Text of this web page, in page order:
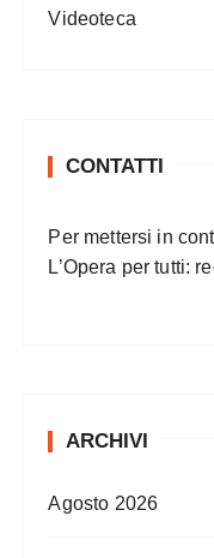
Videoteca
CONTATTI
Per mettersi in
L’Opera per tutti:
ARCHIVI
Agosto 2026